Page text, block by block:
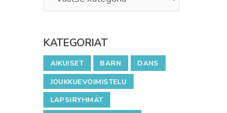
KATEGORIAT
AIKUISET BARN
DANS
JOUKKUEVOIMISTELU
LAPSIRYHMÄT